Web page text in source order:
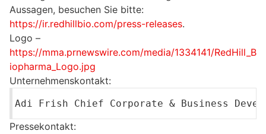
Aussagen, besuchen Sie bitte:
https://ir.redhillbio.com/press-releases.
Logo –
https://mma.prnewswire.com/media/1334141/RedHill_B
iopharma_Logo.jpg
Unternehmenskontakt:
Adi Frish Chief Corporate & Business
Pressekontakt: